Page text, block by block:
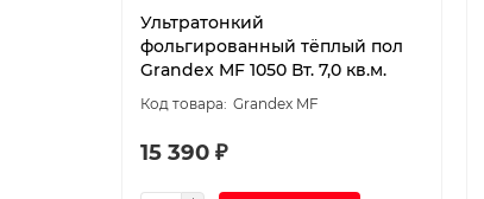
Ультратонкий
фольгированный тёплый пол
Grandex MF 1050 Вт. 7,0 кв.м.
Grandex MF
15 390 ₽